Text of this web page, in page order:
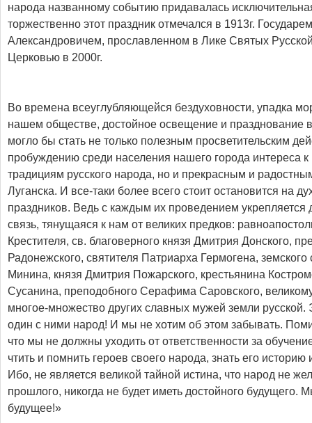
народа названному событию придавалась
торжественно этот праздник отмечался в 1913г.
Александровичем, прославленном в Лике Святых
Церковью в 2000г.
Во времена всеуглубляющейся бездуховности, упадка
нашем обществе, достойное освещение и празднование
могло бы стать не только полезным просветительским
пробуждению среди населения нашего города интереса к
традициям русского народа, но и прекрасным и
Луганска. И все-таки более всего стоит остановится на
праздников. Ведь с каждым их проведением укрепляется
связь, тянущаяся к нам от великих предков:
Крестителя, св. благоверного князя Дмитрия Донского,
Радонежского, святителя Патриарха Гермогена,
Минина, князя Дмитрия Пожарского, крестьянина
Сусанина, преподобного Серафима Саровского,
многое-множество других славных мужей земли
один с ними народ! И мы не хотим об этом забывать.
что мы не должны уходить от ответственности за
чтить и помнить героев своего народа, знать его историю
Ибо, не является великой тайной истина, что народ не
прошлого, никогда не будет иметь достойного будущего.
будущее!»